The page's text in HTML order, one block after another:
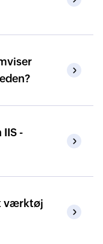
-
værktøj